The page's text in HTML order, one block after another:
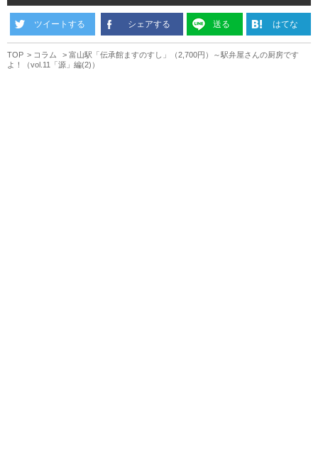
ツイートする シェアする 送る はてな
TOP コラム
富山駅「伝承館ますのすし」（2,700円）～駅弁屋さんの厨房です
よ！（vol.11「源」編(2)）